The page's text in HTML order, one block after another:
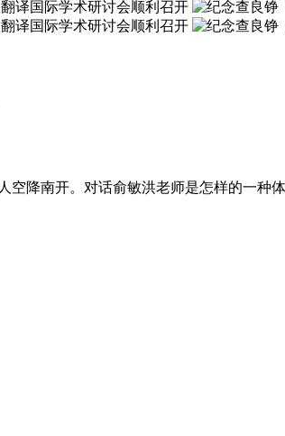
空降南开。对话俞敏洪老师是怎样的一种